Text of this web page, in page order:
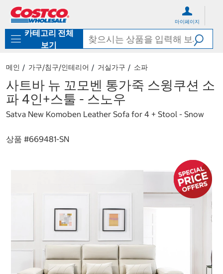
로
기
가
마이페이지
카테고리 전체
보기
메인 가구/침구/인테리어 거실가구 소파
사트바 뉴 꼬모벤 통가죽 스윙쿠션 소
파 4인+스툴 - 스노우
Satva New Komoben Leather Sofa for 4 + Stool - Snow
상품 #669481-SN